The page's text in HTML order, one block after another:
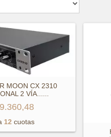
MOON CX 2310
2 VÍA......
12 cuotas